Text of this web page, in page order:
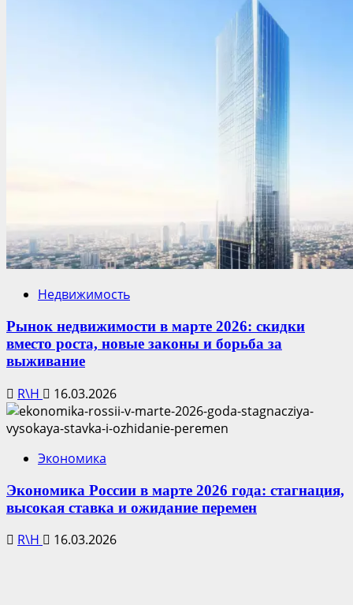
Недвижимость
Рынок недвижимости в марте 2026: скидки
вместо роста, новые законы и борьба за
выживание
R\H 16.03.2026
Экономика
Экономика России в марте 2026 года: стагнация,
высокая ставка и ожидание перемен
R\H 16.03.2026